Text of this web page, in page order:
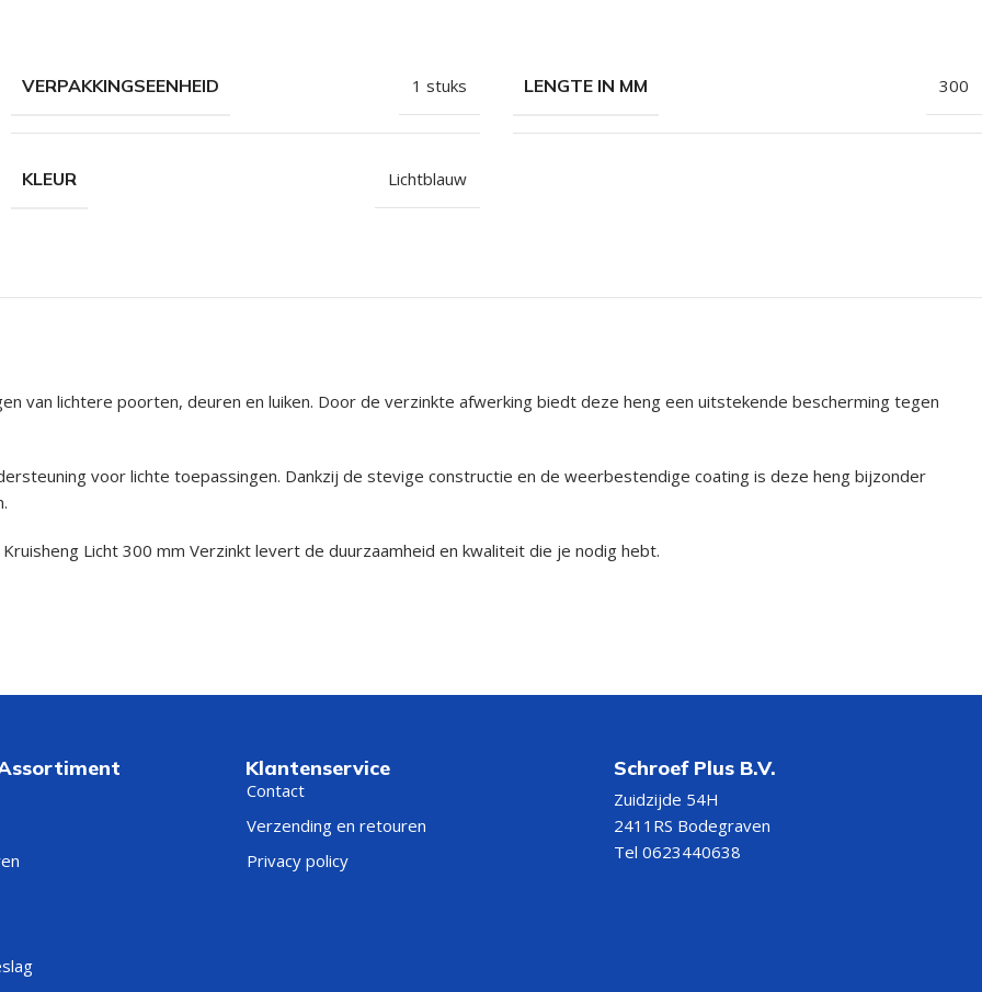
VERPAKKINGSEENHEID 1 stuks LENGTE IN MM 300
KLEUR Lichtblauw
van lichtere poorten, deuren en luiken. Door de verzinkte afwerking biedt deze heng een uitstekende bescherming tegen
voor lichte toepassingen. Dankzij de stevige constructie en de weerbestendige coating is deze heng bijzonder
Licht 300 mm Verzinkt levert de duurzaamheid en kwaliteit die je nodig hebt.
Klantenservice
Contact
Verzending en retouren
Privacy policy
Schroef Plus B.V.
Zuidzijde 54H
2411RS Bodegraven
Tel 0623440638